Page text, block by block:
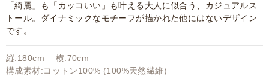
「綺麗」も「カッコいい」も叶える大人に似合う、カジュアルス
トール。ダイナミックなモチーフが描かれた他にはないデザイン
です。
縦:180cm 横:70cm
構成素材:コットン100% (100%天然繊維)